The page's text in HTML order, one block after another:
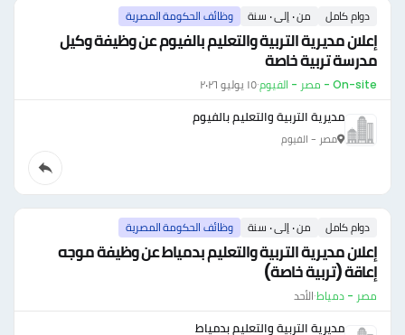
دوام كامل من ٠ إلى ٠ سنة وظائف الحكومة المصرية
إعلان مديرية التربية والتعليم بالفيوم عن وظيفة وكيل
مدرسة تربية خاصة
On-site - مصر - الفيوم ·١٥ يوليو ٢٠٢٦
مديرية التربية والتعليم بالفيوم
مصر - الفيوم
دوام كامل من ٠ إلى ٠ سنة وظائف الحكومة المصرية
إعلان مديرية التربية والتعليم بدمياط عن وظيفة موجه
إعاقة (تربية خاصة)
مصر - دمياط·الأحد
مديرية التربية والتعليم بدمياط